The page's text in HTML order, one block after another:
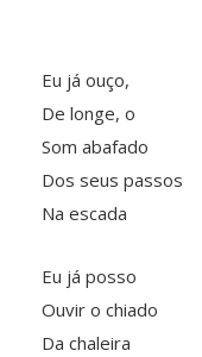
Eu já ouço,
De longe, o
Som abafado
Dos seus passos
Na escada
Eu já posso
Ouvir o chiado
Da chaleira